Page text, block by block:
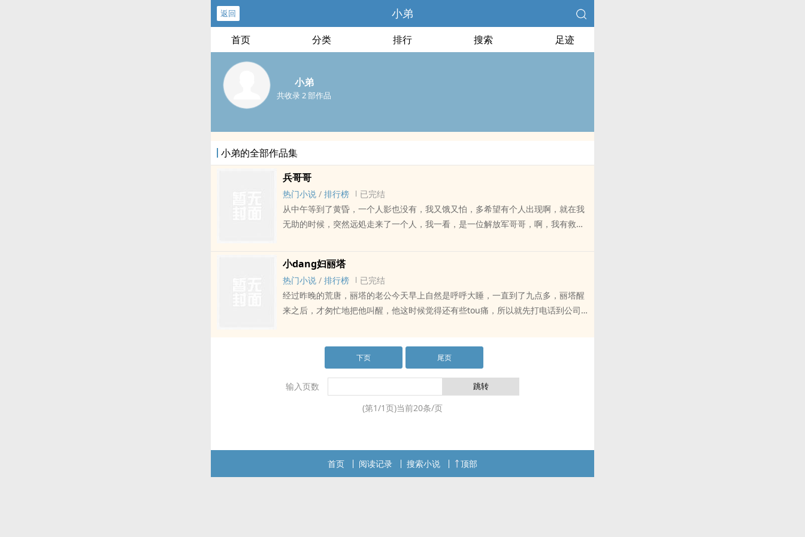
返回 小弟
首页 分类 排行 搜索 足迹
小弟
共收录 2 部作品
小弟的全部作品集
兵哥哥
热门小说 / 排行榜
已完结
从中午等到了黄昏，一个人影也没有，我又饿又怕，多希望有个人出现啊，就在我
无助的时候，突然远処走来了一个人，我一看，是一位解放军哥哥，啊，我有救
小dang妇丽塔
热门小说 / 排行榜
已完结
经过昨晚的荒唐，丽塔的老公今天早上自然是呼呼大睡，一直到了九点多，丽塔醒
来之后，才匆忙地把他叫醒，他这时候觉得还有些tou痛，所以就先打电话到公司
充分地尽尽义务了。…下页 尾页
输入页数
(第1/1页)当前20条/页
首页 阅读记录 搜索小说 顶部